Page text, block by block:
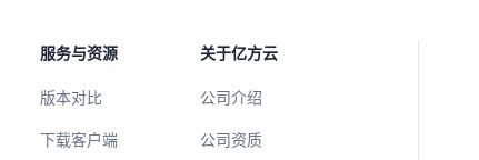
服务与资源
版本对比
下载客户端
关于亿方云
公司介绍
公司资质